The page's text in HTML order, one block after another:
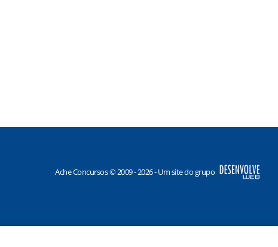
Ache Concursos © 2009 - 2026 - Um site do grupo